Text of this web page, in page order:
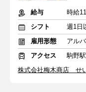
給与
時給
シフト
雇用形態
アル
アクセス
駒野
株式会社梅木商店 せ